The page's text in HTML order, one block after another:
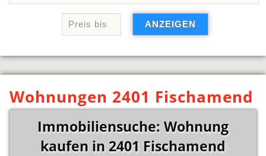
Wohnungen 2401 Fischamend
Immobiliensuche: Wohnung
kaufen in 2401 Fischamend